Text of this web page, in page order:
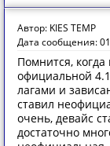
Автор: KIES TEMP
Дата сообщения:
Помнится,
официальной
лагами и
ставил
очень, девайс
достаточно